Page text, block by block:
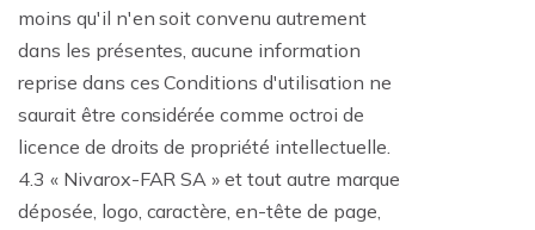
moins qu'il n'en soit convenu autrement
dans les présentes, aucune information
reprise dans ces Conditions d'utilisation ne
saurait être considérée comme octroi de
licence de droits de propriété intellectuelle.
4.3 « Nivarox-FAR SA » et tout autre marque
déposée, logo, caractère, en-tête de page,